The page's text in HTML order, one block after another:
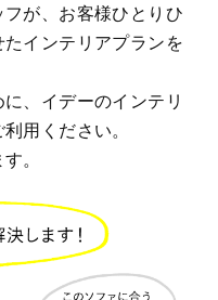
が、お客様ひとりひ
インテリアプランを
、イデーのインテリ
用ください。
。